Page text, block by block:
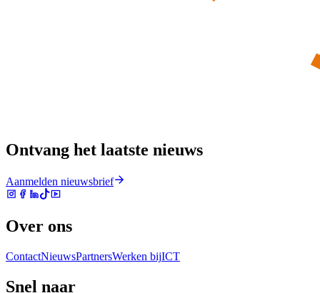
Ontvang het laatste nieuws
Aanmelden nieuwsbrief
Over ons
ContactNieuwsPartnersWerken bijICT
Snel naar